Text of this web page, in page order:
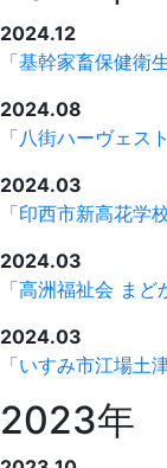
2024.12
「基幹家畜保健衛
2024.08
「八街ハーヴェス
2024.03
「印西市新高花学
2024.03
「高洲福祉会 ま
2024.03
「いすみ市江場土
2023年